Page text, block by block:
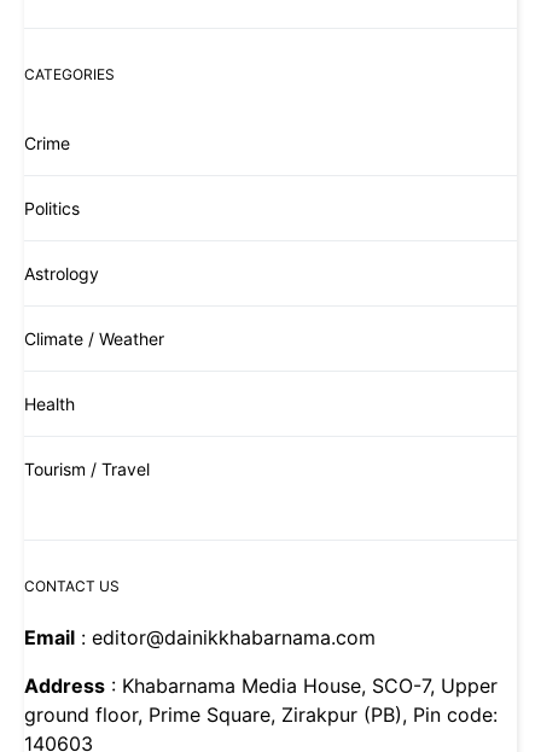
CATEGORIES
Crime
Politics
Astrology
Climate / Weather
Health
Tourism / Travel
CONTACT US
Email : editor@dainikkhabarnama.com
Address : Khabarnama Media House, SCO-7, Upper
ground floor, Prime Square, Zirakpur (PB), Pin code:
140603